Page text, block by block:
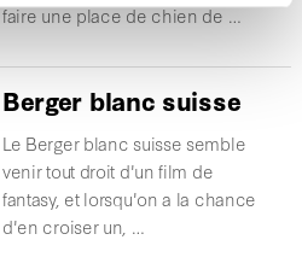
faire une place de chien de …
Berger blanc suisse
Le Berger blanc suisse semble
venir tout droit d'un film de
fantasy, et lorsqu'on a la chance
d'en croiser un, …